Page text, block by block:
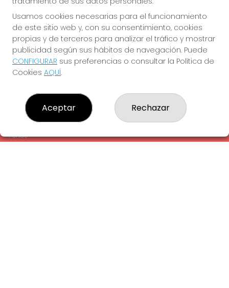
Imagen anterior
EL DRAC VERMELL DE LA SORT
¿Quiénes somos?
Comprar lotería
Contacto
Empresas
Peñas
Usamos cookies necesarias para el funcionamiento
de este sitio web y, con su consentimiento, cookies
propias y de terceros para analizar el tráfico y mostrar
publicidad según sus hábitos de navegación. Puede
CONFIGURAR sus preferencias o consultar la Política de
Cookies AQUÍ.
Aceptar Rechazar